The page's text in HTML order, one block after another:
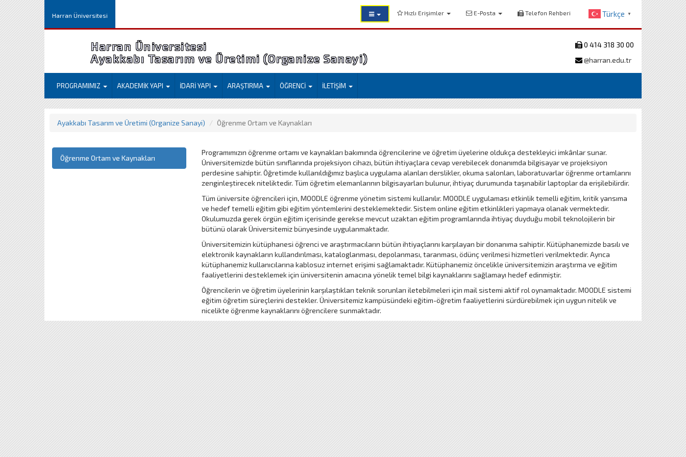
Harran Üniversitesi Hızlı Erişimler E-Posta Telefon Rehberi Türkçe ▼
Harran Üniversitesi
Ayakkabı Tasarım ve Üretimi (Organize Sanayi)
0 414 318 30 00
@harran.edu.tr
PROGRAMIMIZ AKADEMİK YAPI İDARİ YAPI ARAŞTIRMA ÖĞRENCİ İLETİŞİM
Ayakkabı Tasarım ve Üretimi (Organize Sanayi) Öğrenme Ortam ve Kaynakları
Öğrenme Ortam ve Kaynakları
Programımızın öğrenme ortamı ve kaynakları bakımında öğrencilerine ve öğretim üyelerine oldukça destekleyici imkânlar sunar.
Üniversitemizde bütün sınıflarında projeksiyon cihazı, bütün ihtiyaçlara cevap verebilecek donanımda bilgisayar ve projeksiyon
perdesine sahiptir. Öğretimde kullanıldığımız başlıca uygulama alanları derslikler, okuma salonları, laboratuvarlar öğrenme ortamlarını
zenginleştirecek niteliktedir. Tüm öğretim elemanlarının bilgisayarları bulunur, ihtiyaç durumunda taşınabilir laptoplar da erişilebilirdir.
Tüm üniversite öğrencileri için, MOODLE öğrenme yönetim sistemi kullanılır. MOODLE uygulaması etkinlik temelli eğitim, kritik yansıma
ve hedef temelli eğitim gibi eğitim yöntemlerini desteklemektedir. Sistem online eğitim etkinlikleri yapmaya olanak vermektedir.
Okulumuzda gerek örgün eğitim içerisinde gerekse mevcut uzaktan eğitim programlarında ihtiyaç duyduğu mobil teknolojilerin bir
bütünü olarak Üniversitemiz bünyesinde uygulanmaktadır.
Üniversitemizin kütüphanesi öğrenci ve araştırmacıların bütün ihtiyaçlarını karşılayan bir donanıma sahiptir. Kütüphanemizde basılı ve
elektronik kaynakların kullandırılması, kataloglanması, depolanması, taranması, ödünç verilmesi hizmetleri verilmektedir. Ayrıca
kütüphanemiz kullanıcılarına kablosuz internet erişimi sağlamaktadır. Kütüphanemiz öncelikle üniversitemizin araştırma ve eğitim
faaliyetlerini desteklemek için üniversitenin amacına yönelik temel bilgi kaynaklarını sağlamayı hedef edinmiştir.
Öğrencilerin ve öğretim üyelerinin karşılaştıkları teknik sorunları iletebilmeleri için mail sistemi aktif rol oynamaktadır. MOODLE sistemi
eğitim öğretim süreçlerini destekler. Üniversitemiz kampüsündeki eğitim-öğretim faaliyetlerini sürdürebilmek için uygun nitelik ve
nicelikte öğrenme kaynaklarını öğrencilere sunmaktadır.